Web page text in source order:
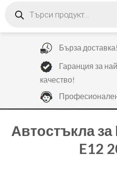
search
Бърза доставка!
Гаранция за
качество!
Автостъкла за
E12